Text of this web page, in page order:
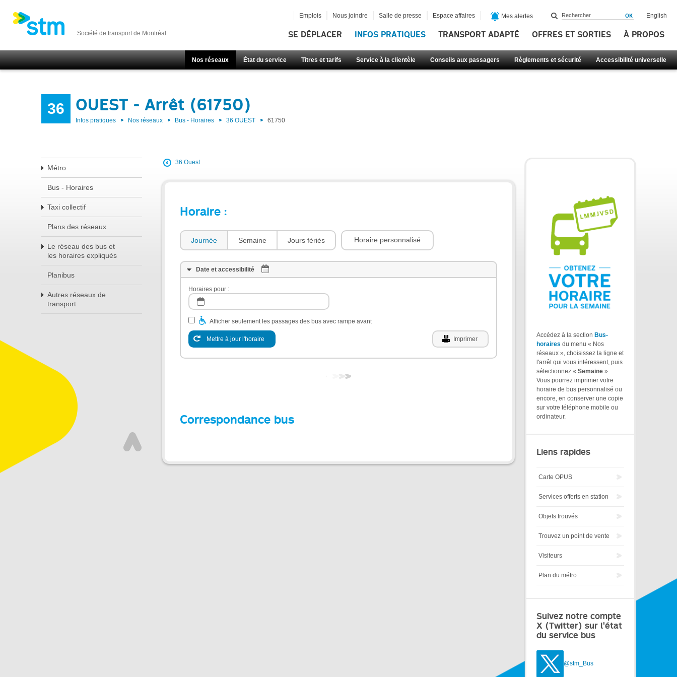
Société de transport de Montréal SE DÉPLACER INFOS PRATIQUES TRANSPORT ADAPTÉ OFFRES ET SORTIES À PROPOS
Nos réseaux État du service Titres et tarifs Service à la clientèle Conseils aux passagers Règlements et sécurité Accessibilité universelle
Emplois Nous joindre Salle de presse Espace affaires Mes alertes English
36 OUEST - Arrêt (61750)
Infos pratiques Nos réseaux Bus - Horaires 36 OUEST 61750
Métro
Bus - Horaires
Taxi collectif
Plans des réseaux
Le réseau des bus et
les horaires expliqués
Planibus
Autres réseaux de
transport
36 Ouest
Horaire :
Journée Semaine Jours fériés Horaire personnalisé
Date et accessibilité
Horaires pour :
Afficher seulement les passages des bus avec rampe avant
Mettre à jour l'horaire Imprimer
Correspondance bus
Accédez à la section Bus-
horaires du menu « Nos
réseaux », choisissez la ligne et
l'arrêt qui vous intéressent, puis
sélectionnez « Semaine ».
Vous pourrez imprimer votre
horaire de bus personnalisé ou
encore, en conserver une copie
sur votre téléphone mobile ou
ordinateur.
Liens rapides
Carte OPUS
Services offerts en station
Objets trouvés
Trouvez un point de vente
Visiteurs
Plan du métro
Suivez notre compte
X (Twitter) sur l'état
du service bus
@stm_Bus